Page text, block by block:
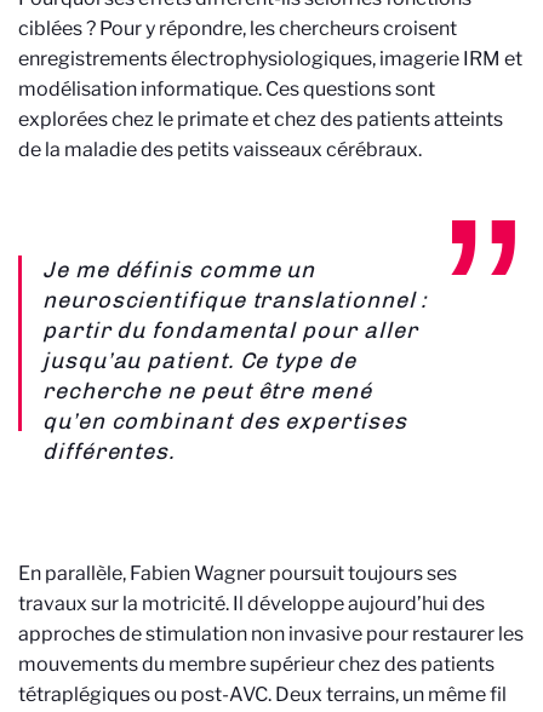
ciblées ? Pour y répondre, les chercheurs croisent
enregistrements électrophysiologiques, imagerie IRM et
modélisation informatique. Ces questions sont
explorées chez le primate et chez des patients atteints
de la maladie des petits vaisseaux cérébraux.
Je me définis comme un
neuroscientifique translationnel :
partir du fondamental pour aller
jusqu’au patient. Ce type de
recherche ne peut être mené
qu’en combinant des expertises
différentes.
En parallèle, Fabien Wagner poursuit toujours ses
travaux sur la motricité. Il développe aujourd’hui des
approches de stimulation non invasive pour restaurer les
mouvements du membre supérieur chez des patients
tétraplégiques ou post-AVC. Deux terrains, un même fil